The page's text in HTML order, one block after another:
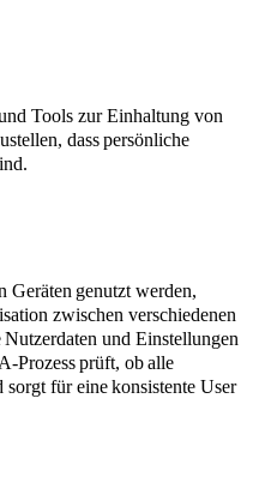
Tools zur Einhaltung von
dass persönliche
Geräten genutzt werden,
zwischen verschiedenen
und Einstellungen
Prozess prüft, ob alle
für eine konsistente User